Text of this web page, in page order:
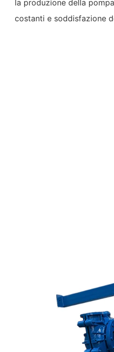
la produzione della
costanti e soddisfazione